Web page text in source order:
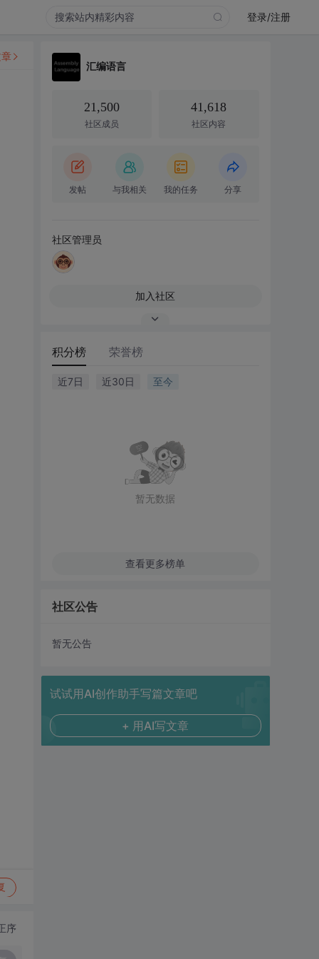
登录/注册
序
汇编语言
21,500
社区成员
41,618
社区内容
发帖 与我相关 我的任务 分享
社区管理员
加入社区
积分榜 荣誉榜
近7日 近30日 至今
暂无数据
查看更多榜单
社区公告
暂无公告
试试用AI创作助手写篇文章吧
+ 用AI写文章